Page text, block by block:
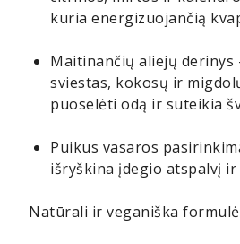
kuria energizuojančią
Maitinančių aliejų derinys
sviestas, kokosų ir
puoselėti odą ir suteikia
Puikus vasaros
išryškina įdegio atspalvį
Natūrali ir veganiška